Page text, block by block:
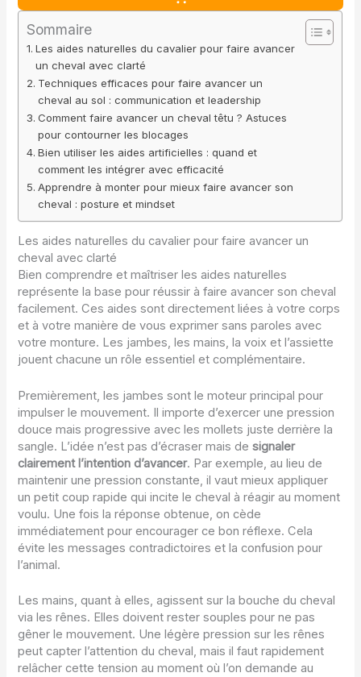
Sommaire
Les aides naturelles du cavalier pour faire avancer
un cheval avec clarté
Techniques efficaces pour faire avancer un
cheval au sol : communication et leadership
Comment faire avancer un cheval têtu ? Astuces
pour contourner les blocages
Bien utiliser les aides artificielles : quand et
comment les intégrer avec efficacité
Apprendre à monter pour mieux faire avancer son
cheval : posture et mindset
Les aides naturelles du cavalier pour faire avancer un
cheval avec clarté
Bien comprendre et maîtriser les aides naturelles
représente la base pour réussir à faire avancer son cheval
facilement. Ces aides sont directement liées à votre corps
et à votre manière de vous exprimer sans paroles avec
votre monture. Les jambes, les mains, la voix et l’assiette
jouent chacune un rôle essentiel et complémentaire.
Premièrement, les jambes sont le moteur principal pour
impulser le mouvement. Il importe d’exercer une pression
douce mais progressive avec les mollets juste derrière la
sangle. L’idée n’est pas d’écraser mais designaler
clairement l’intention d’avancer. Par exemple, au lieu de
maintenir une pression constante, il vaut mieux appliquer
un petit coup rapide qui incite le cheval à réagir au moment
voulu. Une fois la réponse obtenue, on cède
immédiatement pour encourager ce bon réflexe. Cela
évite les messages contradictoires et la confusion pour
l’animal.
Les mains, quant à elles, agissent sur la bouche du cheval
via les rênes. Elles doivent rester souples pour ne pas
gêner le mouvement. Une légère pression sur les rênes
peut capter l’attention du cheval, mais il faut rapidement
relâcher cette tension au moment où l’on demande au